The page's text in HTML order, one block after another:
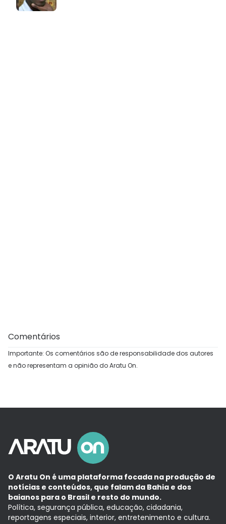
Comentários
Importante: Os comentários são de responsabilidade dos autores
e não representam a opinião do Aratu On.
O Aratu On é uma plataforma focada na produção de
notícias e conteúdos, que falam da Bahia e dos
baianos para o Brasil e resto do mundo.
Política, segurança pública, educação, cidadania,
reportagens especiais, interior, entretenimento e cultura.